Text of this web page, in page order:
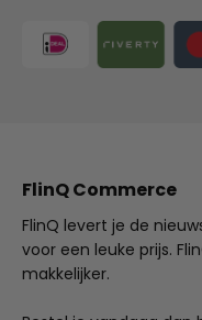
FlinQ Commerce
FlinQ levert je de
voor een leuke prijs.
makkelijker.